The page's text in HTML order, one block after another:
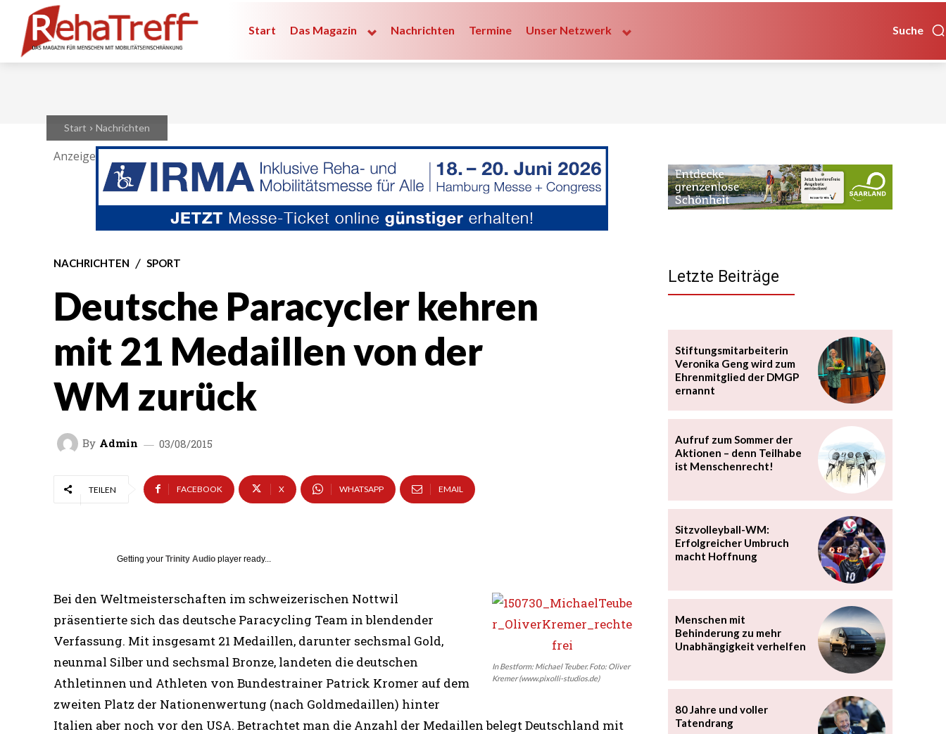
Suche
Start Das Magazin Nachrichten Termine Unser Netzwerk
Start Nachrichten
Anzeige
NACHRICHTEN SPORT
Deutsche Paracycler kehren
mit 21 Medaillen von der
WM zurück
By Admin 03/08/2015
TEILEN FACEBOOK X WHATSAPP EMAIL
Getting your Trinity Audio player ready...
In Bestform: Michael Teuber. Foto: Oliver
Kremer (www.pixolli-studios.de)
Bei den Weltmeisterschaften im schweizerischen Nottwil
präsentierte sich das deutsche Paracycling Team in blendender
Verfassung. Mit insgesamt 21 Medaillen, darunter sechsmal Gold,
neunmal Silber und sechsmal Bronze, landeten die deutschen
Athletinnen und Athleten von Bundestrainer Patrick Kromer auf dem
zweiten Platz der Nationenwertung (nach Goldmedaillen) hinter
Italien aber noch vor den USA. Betrachtet man die Anzahl der Medaillen belegt Deutschland mit
Letzte Beiträge
Stiftungsmitarbeiterin
Veronika Geng wird zum
Ehrenmitglied der DMGP
ernannt
Aufruf zum Sommer der
Aktionen – denn Teilhabe
ist Menschenrecht!
Sitzvolleyball-WM:
Erfolgreicher Umbruch
macht Hoffnung
Menschen mit
Behinderung zu mehr
Unabhängigkeit verhelfen
80 Jahre und voller
Tatendrang